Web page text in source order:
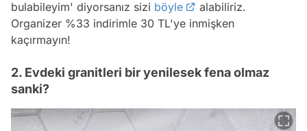
bulabileyim' diyorsanız sizi böyle
alabiliriz.
Organizer %33 indirimle 30 TL'ye inmişken
kaçırmayın!
2. Evdeki granitleri bir yenilesek fena olmaz
sanki?